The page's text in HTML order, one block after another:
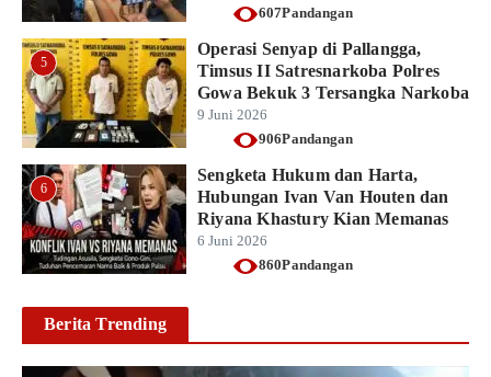
607Pandangan
5
Operasi Senyap di Pallangga,
Timsus II Satresnarkoba Polres
Gowa Bekuk 3 Tersangka Narkoba
9 Juni 2026
906Pandangan
6
Sengketa Hukum dan Harta,
Hubungan Ivan Van Houten dan
Riyana Khastury Kian Memanas
6 Juni 2026
860Pandangan
Berita Trending